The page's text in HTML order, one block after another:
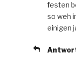
festen
so weh
einigen